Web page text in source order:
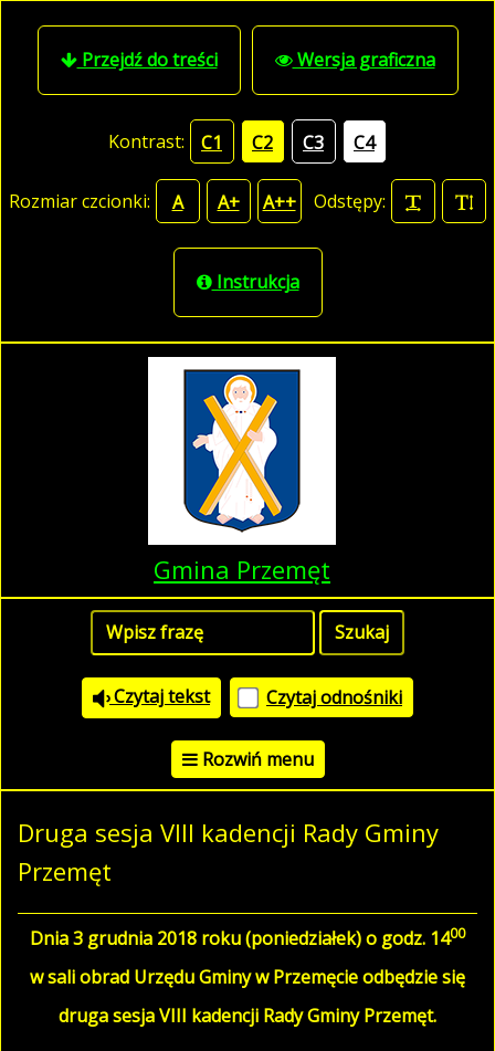
Przejdź do treści Wersja graficzna
Kontrast: C1 C2 C3 C4
Rozmiar czcionki: A A+ A++ Odstępy:
Instrukcja
Gmina Przemęt
Czytaj tekst Czytaj odnośniki
Rozwiń menu
Druga sesja VIII kadencji Rady Gminy
Przemęt
Dnia 3 grudnia 2018 roku (poniedziałek) o godz. 1400
w sali obrad Urzędu Gminy w Przemęcie odbędzie się
druga sesja VIII kadencji Rady Gminy Przemęt.